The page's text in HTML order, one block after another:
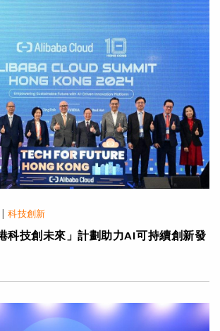
| 科技創新
科技創未來」計劃助力AI可持續創新發